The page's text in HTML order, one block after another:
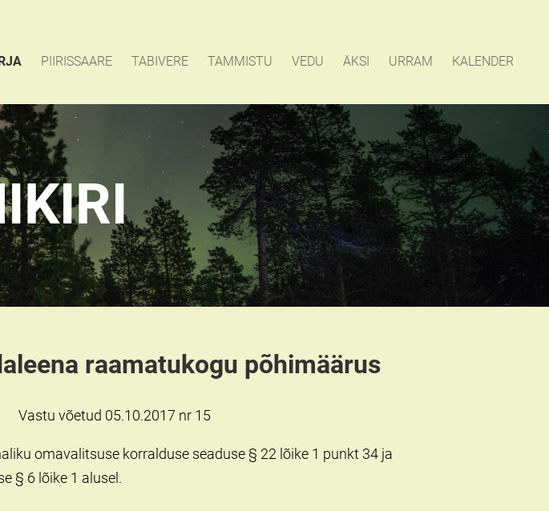
PIIRISSAARE TABIVERE TAMMISTU VEDU ÄKSI URRAM KALENDER
raamatukogu põhimäärus
Vastu võetud 05.10.2017 nr 15
omavalitsuse korralduse seaduse § 22 lõike 1 punkt 34 ja
§ 6 lõike 1 alusel.